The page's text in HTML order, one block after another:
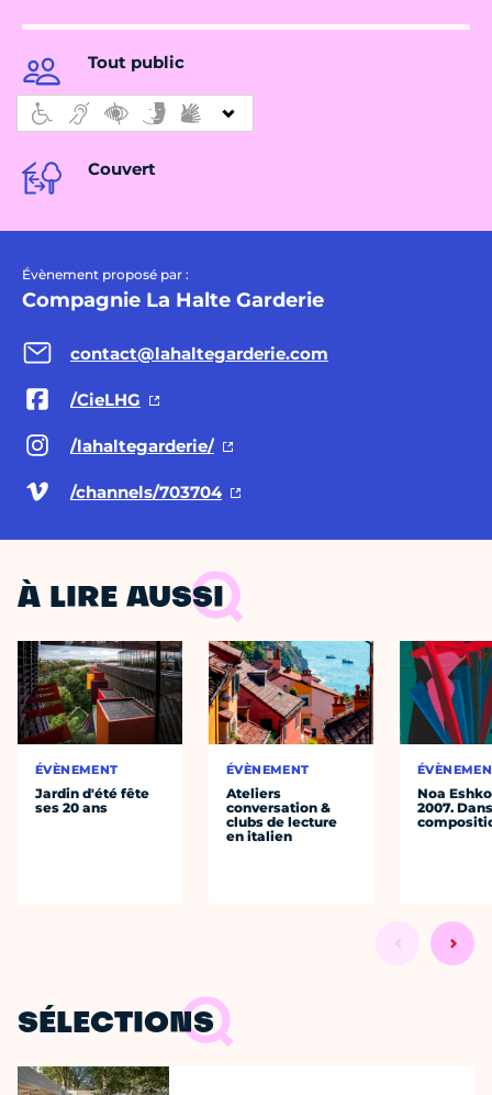
Tout public
Couvert
Évènement proposé par :
Compagnie La Halte Garderie
contact@lahaltegarderie.com
/CieLHG
/lahaltegarderie/
/channels/703704
À LIRE AUSSI
ÉVÈNEMENT
Jardin d'été fête
ses 20 ans
ÉVÈNEMENT
Ateliers
conversation &
clubs de lecture
en italien
Noa
2007.
SÉLECTIONS